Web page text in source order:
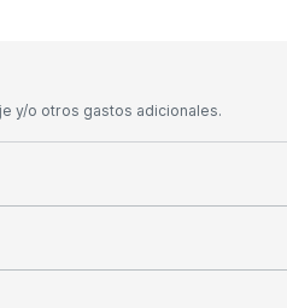
y/o otros gastos adicionales.